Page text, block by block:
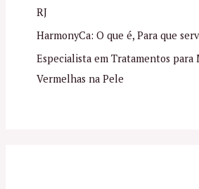
RJ
HarmonyCa: O que é, Para que
Especialista em Tratamentos para
Vermelhas na Pele